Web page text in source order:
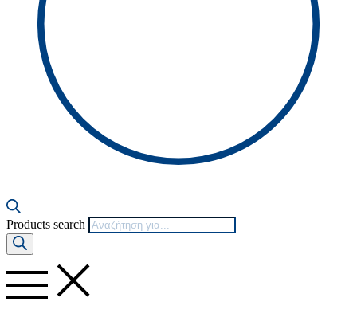
Products search